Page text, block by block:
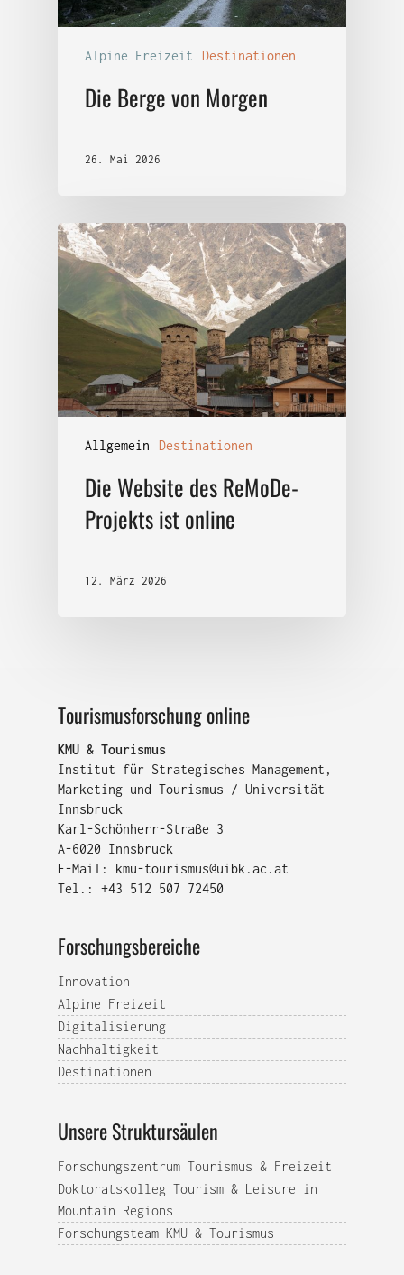
Alpine Freizeit Destinationen
Die Berge von Morgen
26. Mai 2026
Allgemein Destinationen
Die Website des ReMoDe-
Projekts ist online
12. März 2026
Tourismusforschung online
KMU & Tourismus
Institut für Strategisches Management,
Marketing und Tourismus / Universität
Innsbruck
Karl-Schönherr-Straße 3
A-6020 Innsbruck
E-Mail: kmu-tourismus@uibk.ac.at
Tel.: +43 512 507 72450
Forschungsbereiche
Innovation
Alpine Freizeit
Digitalisierung
Nachhaltigkeit
Destinationen
Unsere Struktursäulen
Forschungszentrum Tourismus & Freizeit
Doktoratskolleg Tourism & Leisure in
Mountain Regions
Forschungsteam KMU & Tourismus